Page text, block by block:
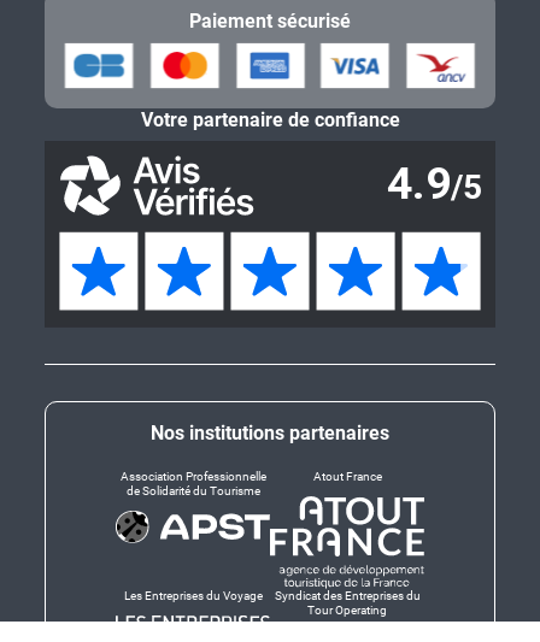
Nos institutions partenaires
Association Professionnelle
de Solidarité du Tourisme
Atout France
Les Entreprises du Voyage
Syndicat des Entreprises du
Tour Operating
Paiement sécurisé
Votre partenaire de confiance